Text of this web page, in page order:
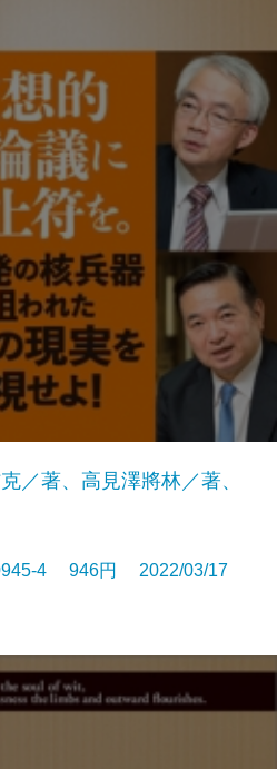
／著、高見澤將林／著、
4 946円 2022/03/17